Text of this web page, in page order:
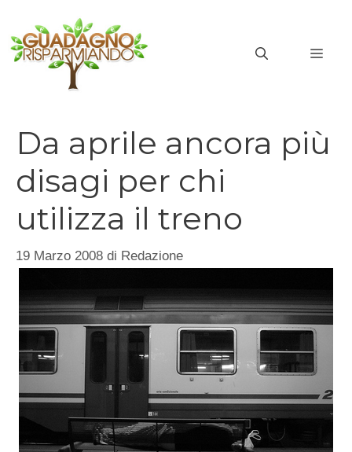
contenuto
Da aprile ancora più
disagi per chi
utilizza il treno
19 Marzo 2008 di Redazione